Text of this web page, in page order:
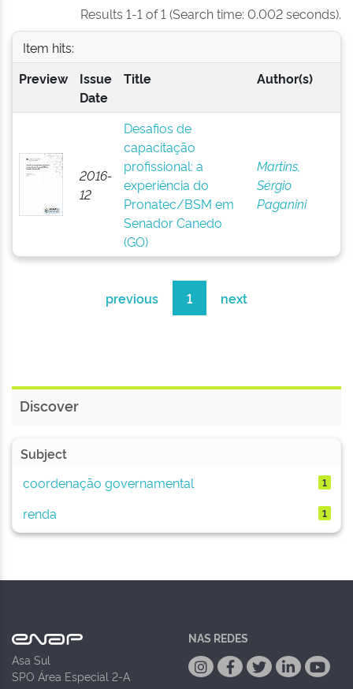
Results 1-1 of 1 (Search time: 0.002 seconds).
Item hits:
Preview
Issue
Date
Title Author(s)
2016-
12
Desafios de
capacitação
profissional: a
experiência do
Pronatec/BSM em
Senador Canedo
(GO)
Martins,
Sérgio
Paganini
previous 1 next
Discover
Subject
coordenação governamental
1
renda 1
Asa Sul
SPO Área Especial 2-A
NAS REDES